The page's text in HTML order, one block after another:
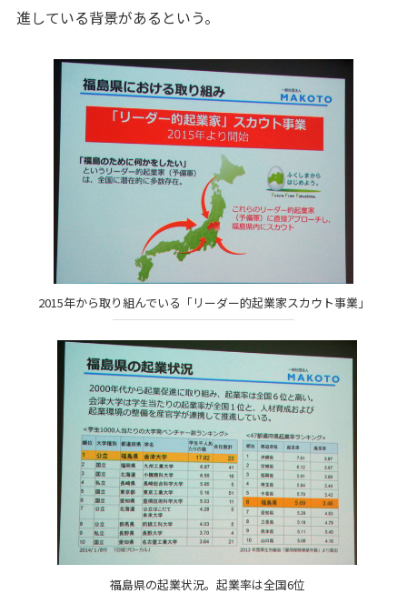
進している背景があるという。
2015年から取り組んでいる「リーダー的起業家スカウト事業」
福島県の起業状況。起業率は全国6位